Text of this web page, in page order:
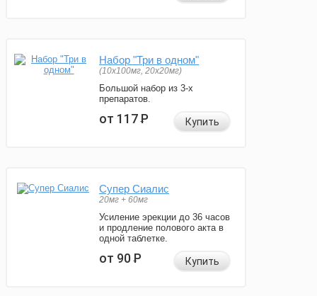
Набор "Три в одном"
(10x100мг, 20x20мг)
Большой набор из 3-х
препаратов.
от 117Р Купить
Супер Сиалис
20мг + 60мг
Усиление эрекции до 36 часов
и продление полового акта в
одной таблетке.
от 90Р Купить